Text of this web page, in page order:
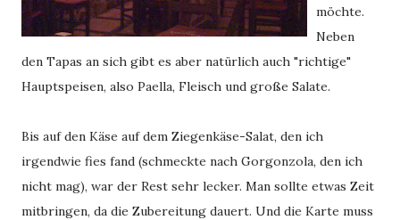
möchte.
Neben
den Tapas an sich gibt es aber natürlich auch "richtige"
Hauptspeisen, also Paella, Fleisch und große Salate.
Bis auf den Käse auf dem Ziegenkäse-Salat, den ich
irgendwie fies fand (schmeckte nach Gorgonzola, den ich
nicht mag), war der Rest sehr lecker. Man sollte etwas Zeit
mitbringen, da die Zubereitung dauert. Und die Karte muss